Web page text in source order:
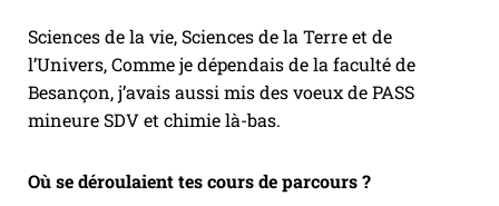
Sciences de la vie, Sciences de la Terre et de
l’Univers, Comme je dépendais de la faculté de
Besançon, j’avais aussi mis des voeux de PASS
mineure SDV et chimie là-bas.
Où se déroulaient tes cours de parcours ?